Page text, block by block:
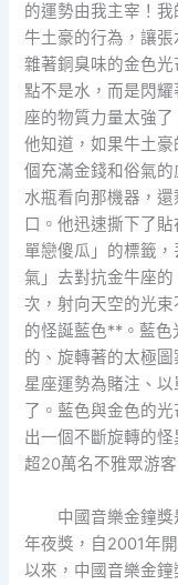
的運勢由我主宰！
牛土豪的行為，讓
雜著銅臭味的金色
點不是水，而是閃
座的物質力量太強
他知道，如果牛土
個充滿金錢和俗氣
水瓶看向那機器，還
口。他迅速撕下了
單戀傻瓜」的標籤
氣」去對抗金牛座
次，射向天空的光
的怪誕藍色**。藍色
的、旋轉著的太極
星座運勢為賭注、
了。藍色與金色的
出一個不斷旋轉的
超20萬名不雅眾游
中國音樂金鐘獎
年夜獎，自2001年
以來，中國音樂金